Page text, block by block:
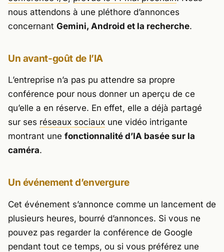
nous attendons à une pléthore d’annonces
concernant Gemini, Android et la recherche.
Un avant-goût de l’IA
L’entreprise n’a pas pu attendre sa propre
conférence pour nous donner un aperçu de ce
qu’elle a en réserve. En effet, elle a déjà partagé
sur ses réseaux sociaux une vidéo intrigante
montrant une fonctionnalité d’IA basée sur la
caméra.
Un événement d’envergure
Cet événement s’annonce comme un lancement de
plusieurs heures, bourré d’annonces. Si vous ne
pouvez pas regarder la conférence de Google
pendant tout ce temps, ou si vous préférez une